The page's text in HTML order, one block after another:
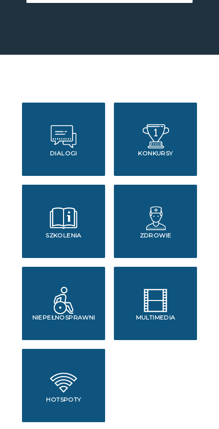
DIALOGI KONKURSY
SZKOLENIA ZDROWIE
NIEPEŁNOSPRAWNI MULTIMEDIA
HOTSPOTY